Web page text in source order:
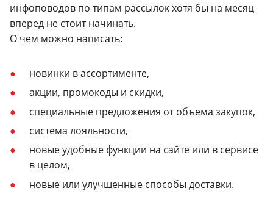
инфоповодов по типам рассылок хотя бы на месяц
вперед не стоит начинать.
О чем можно написать:
новинки в ассортименте,
акции, промокоды и скидки,
специальные предложения от объема закупок,
система лояльности,
новые удобные функции на сайте или в сервисе
в целом,
новые или улучшенные способы доставки.